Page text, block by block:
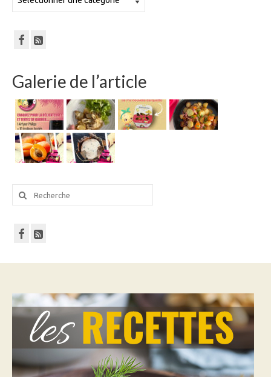
le
Galerie de l’article
Rechercher